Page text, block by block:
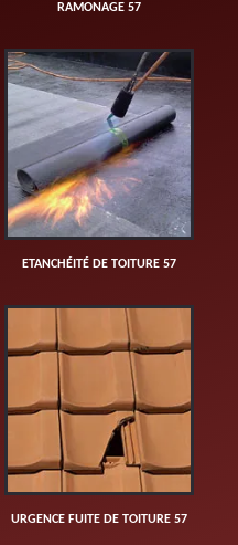
RAMONAGE 57
ETANCHÉITÉ DE TOITURE 57
URGENCE FUITE DE TOITURE 57